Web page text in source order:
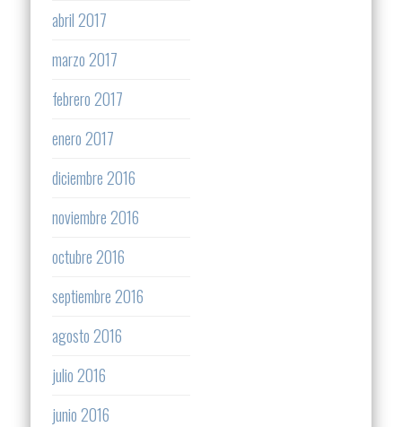
abril 2017
marzo 2017
febrero 2017
enero 2017
diciembre 2016
noviembre 2016
octubre 2016
septiembre 2016
agosto 2016
julio 2016
junio 2016